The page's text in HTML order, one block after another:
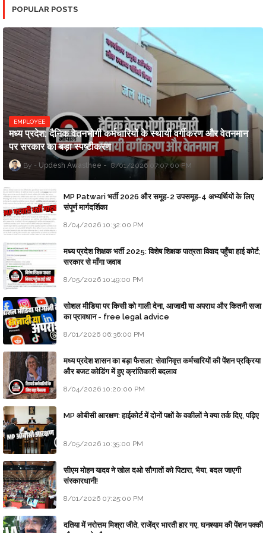
POPULAR POSTS
EMPLOYEE
मध्य प्रदेश: दैनिक वेतनभोगी कर्मचारियों के स्थायी वर्गीकरण और वेतनमान
पर सरकार का बड़ा स्पष्टीकरण
Updesh Awasthee 8/01/2026 07:07:00 PM
MP Patwari भर्ती 2026 और समूह-2 उपसमूह-4 अभ्यर्थियों के लिए
संपूर्ण मार्गदर्शिका
8/04/2026 10:32:00 PM
मध्य प्रदेश शिक्षक भर्ती 2025: विशेष शिक्षक पात्रता विवाद पहुँचा हाई कोर्ट;
सरकार से माँगा जवाब
8/05/2026 10:49:00 PM
सोशल मीडिया पर किसी को गाली देना, आजादी या अपराध और कितनी सजा
का प्रावधान - free legal advice
8/01/2026 06:36:00 PM
मध्य प्रदेश शासन का बड़ा फैसला: सेवानिवृत्त कर्मचारियों की पेंशन प्रक्रिया
और बजट कोडिंग में हुए क्रांतिकारी बदलाव
8/04/2026 10:20:00 PM
MP ओबीसी आरक्षण: हाईकोर्ट में दोनों पक्षों के वकीलों ने क्या तर्क दिए, पढ़िए
8/05/2026 10:35:00 PM
सीएम मोहन यादव ने खोल दओ सौगातों को पिटारा, भैया, बदल जाएगी
संस्कारधानी!
8/01/2026 07:25:00 PM
दतिया में नरोत्तम मिश्रा जीते, राजेंद्र भारती हार गए, घनश्याम की पेंशन पक्की